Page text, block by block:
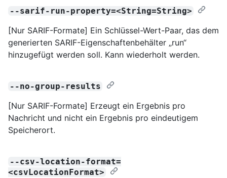
--sarif-run-property=<String=String>
[Nur SARIF-Formate] Ein Schlüssel-Wert-Paar, das dem
generierten SARIF-Eigenschaftenbehälter „run“
hinzugefügt werden soll. Kann wiederholt werden.
--no-group-results
[Nur SARIF-Formate] Erzeugt ein Ergebnis pro
Nachricht und nicht ein Ergebnis pro eindeutigem
Speicherort.
--csv-location-format=
<csvLocationFormat>